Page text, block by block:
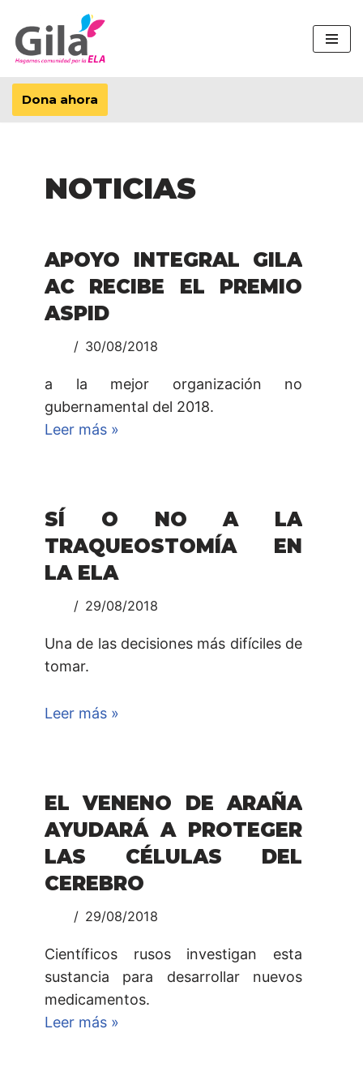
Saltar
al
contenido
Dona ahora
NOTICIAS
APOYO INTEGRAL GILA
AC RECIBE EL PREMIO
ASPID
30/08/2018
a la mejor organización no
gubernamental del 2018.
Leer más »
SÍ O NO A LA
TRAQUEOSTOMÍA EN
LA ELA
29/08/2018
Una de las decisiones más difíciles de
tomar.
Leer más »
EL VENENO DE ARAÑA
AYUDARÁ A PROTEGER
LAS CÉLULAS DEL
CEREBRO
29/08/2018
Científicos rusos investigan esta
sustancia para desarrollar nuevos
medicamentos.
Leer más »